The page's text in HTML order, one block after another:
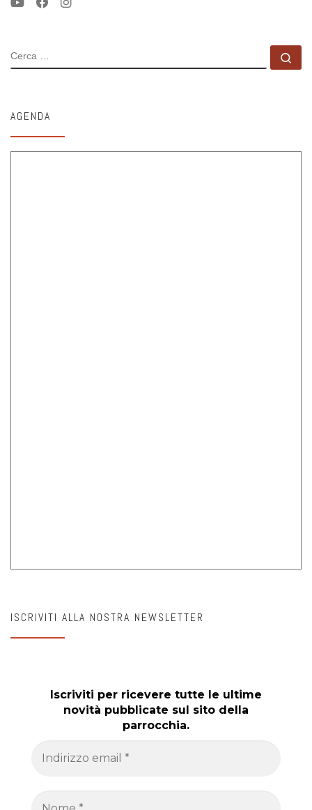
CERCA
AGENDA
ISCRIVITI ALLA NOSTRA NEWSLETTER
Iscriviti per ricevere tutte le ultime
novità pubblicate sul sito della
parrocchia.